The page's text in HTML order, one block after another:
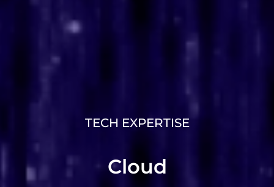
TECH EXPERTISE
Cloud